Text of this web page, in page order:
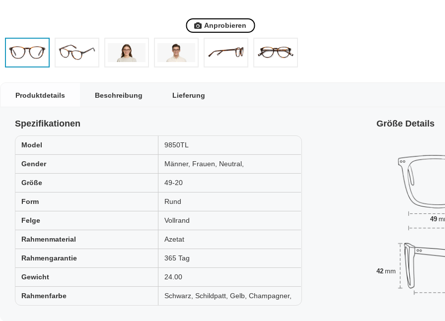
Anprobieren
Produktdetails Beschreibung Lieferung
Spezifikationen
Model 9850TL
Gender Männer, Frauen, Neutral,
Größe 49-20
Form Rund
Felge Vollrand
Rahmenmaterial Azetat
Rahmengarantie 365 Tag
Gewicht 24.00
Rahmenfarbe Schwarz, Schildpatt, Gelb, Champagner,
Größe Details
49
42 mm